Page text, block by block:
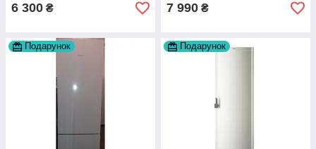
6 300 ₴ 7 990 ₴
Подарунок Подарунок